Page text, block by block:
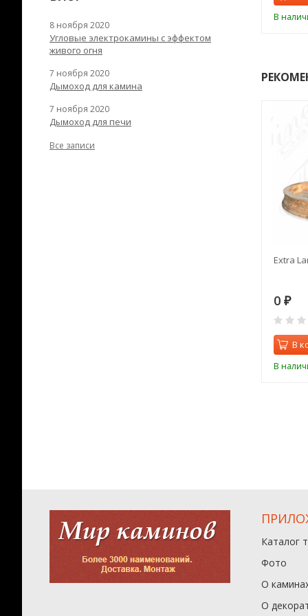
В
Extra
0 ₽
В
В
8 ноября 2020
Угловые электрокамины с эффектом
живого огня
7 ноября 2020
Дымоход для камина
7 ноября 2020
Дымоход для печи
Все записи
Каталог
Фото
О
О